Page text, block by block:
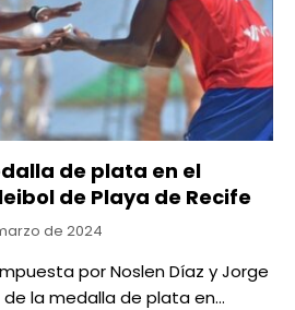
de plata en el
de Playa de Recife
de 2024
por Noslen Díaz y Jorge
de la medalla de plata en…